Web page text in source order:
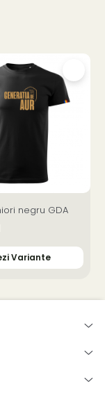
negru GDA
Variante